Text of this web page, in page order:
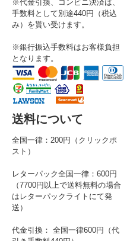
※代金引換、コンビニ決済は、
手数料として別途440円（税込
み）を貰い受けます。
※銀行振込手数料はお客様負担
となります。
送料について
全国一律：200円（クリックポ
スト）
レターパック全国一律：600円
（7700円以上で送料無料の場合
はレターパックライトにて発
送）
代金引換： 全国一律600円（代